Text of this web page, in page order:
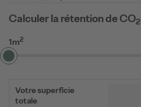
Calculer la rétention de CO2
1m2
Votre superficie
totale